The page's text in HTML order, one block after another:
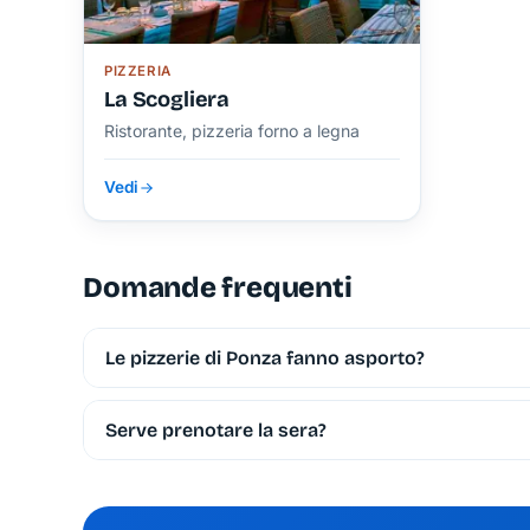
PIZZERIA
La Scogliera
Ristorante, pizzeria forno a legna
Vedi
Domande frequenti
Le pizzerie di Ponza fanno asporto?
Diverse sì: è comodo se hai una casa
prima nelle serate di punta.
Serve prenotare la sera?